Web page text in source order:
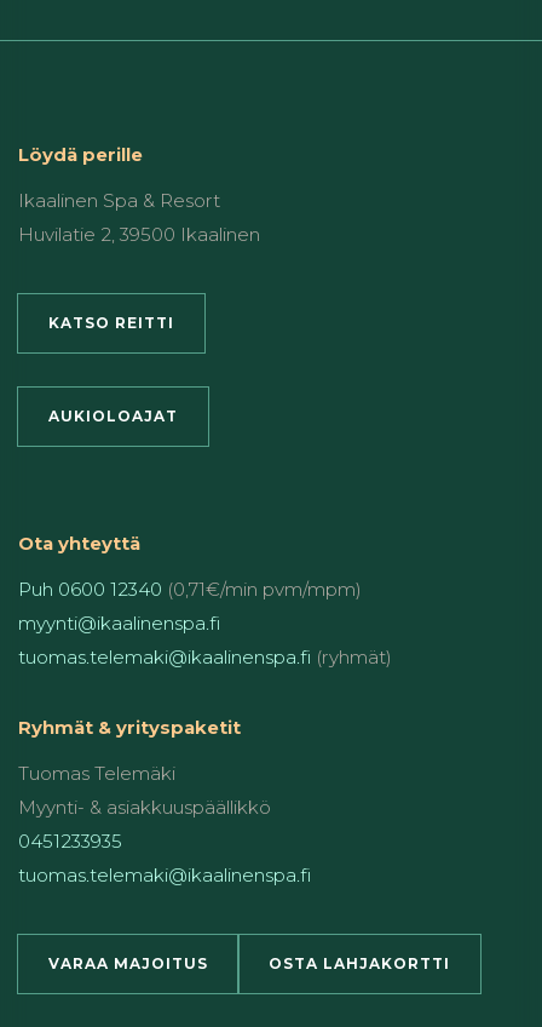
Löydä perille
Ikaalinen Spa & Resort
Huvilatie 2, 39500 Ikaalinen
KATSO REITTI
AUKIOLOAJAT
Ota yhteyttä
Puh 0600 12340 (0,71€/min pvm/mpm)
myynti@ikaalinenspa.fi
tuomas.telemaki@ikaalinenspa.fi (ryhmät)
Ryhmät & yrityspaketit
Tuomas Telemäki
Myynti- & asiakkuuspäällikkö
0451233935
tuomas.telemaki@ikaalinenspa.fi
VARAA MAJOITUS OSTA LAHJAKORTTI